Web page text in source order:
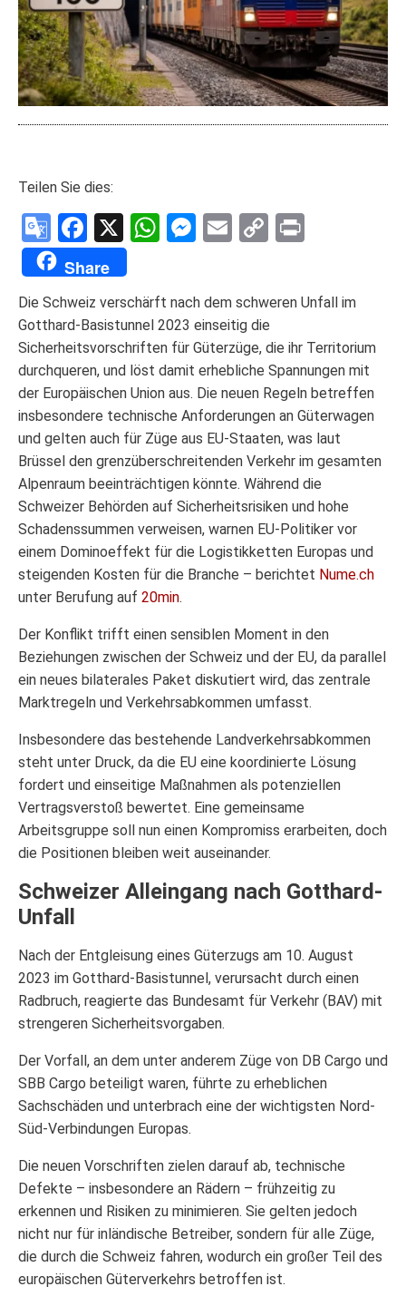
Teilen Sie dies:
Google
Translate
Facebook
X WhatsApp
Messenger
Email
Copy
Share
Die Schweiz verschärft nach dem schweren Unfall im
Gotthard-Basistunnel 2023 einseitig die
Sicherheitsvorschriften für Güterzüge, die ihr Territorium
durchqueren, und löst damit erhebliche Spannungen mit
der Europäischen Union aus. Die neuen Regeln betreffen
insbesondere technische Anforderungen an Güterwagen
und gelten auch für Züge aus EU-Staaten, was laut
Brüssel den grenzüberschreitenden Verkehr im gesamten
Alpenraum beeinträchtigen könnte. Während die
Schweizer Behörden auf Sicherheitsrisiken und hohe
Schadenssummen verweisen, warnen EU-Politiker vor
einem Dominoeffekt für die Logistikketten Europas und
steigenden Kosten für die Branche – berichtet Nume.ch
unter Berufung auf 20min.
Der Konflikt trifft einen sensiblen Moment in den
Beziehungen zwischen der Schweiz und der EU, da parallel
ein neues bilaterales Paket diskutiert wird, das zentrale
Marktregeln und Verkehrsabkommen umfasst.
Insbesondere das bestehende Landverkehrsabkommen
steht unter Druck, da die EU eine koordinierte Lösung
fordert und einseitige Maßnahmen als potenziellen
Vertragsverstoß bewertet. Eine gemeinsame
Arbeitsgruppe soll nun einen Kompromiss erarbeiten, doch
die Positionen bleiben weit auseinander.
Schweizer Alleingang nach Gotthard-
Unfall
Nach der Entgleisung eines Güterzugs am 10. August
2023 im Gotthard-Basistunnel, verursacht durch einen
Radbruch, reagierte das Bundesamt für Verkehr (BAV) mit
strengeren Sicherheitsvorgaben.
Der Vorfall, an dem unter anderem Züge von DB Cargo und
SBB Cargo beteiligt waren, führte zu erheblichen
Sachschäden und unterbrach eine der wichtigsten Nord-
Süd-Verbindungen Europas.
Die neuen Vorschriften zielen darauf ab, technische
Defekte – insbesondere an Rädern – frühzeitig zu
erkennen und Risiken zu minimieren. Sie gelten jedoch
nicht nur für inländische Betreiber, sondern für alle Züge,
die durch die Schweiz fahren, wodurch ein großer Teil des
europäischen Güterverkehrs betroffen ist.